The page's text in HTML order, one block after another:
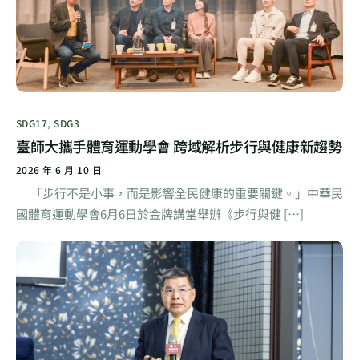
SDG17,SDG3
臺師大攜手體育運動學會 跨域解析步行與健康新趨勢
2026 年 6 月 10 日
「步行不是小事，而是影響全民健康的重要關鍵。」中華民
國體育運動學會6月6日於金牌講堂舉辦《步行與健 […]